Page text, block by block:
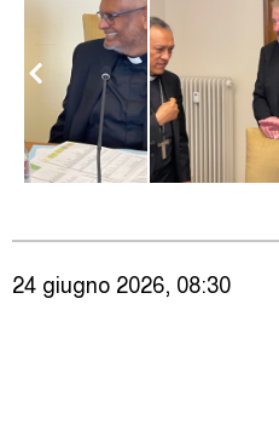
24 giugno 2026, 08:30